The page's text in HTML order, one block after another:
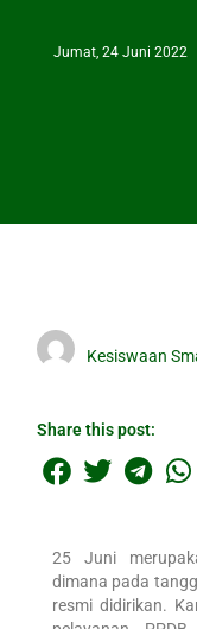
Jumat, 24 Juni 2022
Kesiswaan
Share this post:
25 Juni
dimana pada
resmi didirikan.